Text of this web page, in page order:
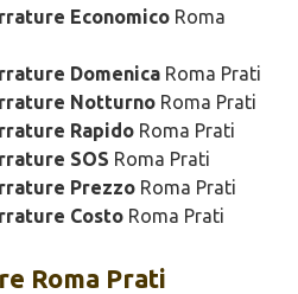
Economico Roma
Domenica Roma Prati
Notturno Roma Prati
Rapido Roma Prati
SOS Roma Prati
Prezzo Roma Prati
Costo Roma Prati
Roma Prati